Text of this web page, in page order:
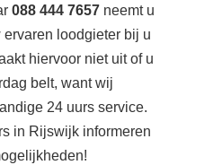
088 444 7657 neemt u
loodgieter bij u
hiervoor niet uit of u
belt, want wij
24 uurs service.
in Rijswijk informeren